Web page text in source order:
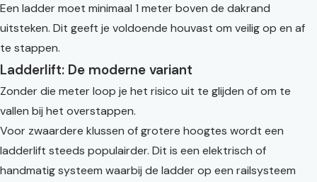
Een ladder moet minimaal 1 meter boven de dakrand
uitsteken. Dit geeft je voldoende houvast om veilig op en af
te stappen.
Ladderlift: De moderne variant
Zonder die meter loop je het risico uit te glijden of om te
vallen bij het overstappen.
Voor zwaardere klussen of grotere hoogtes wordt een
ladderlift steeds populairder. Dit is een elektrisch of
handmatig systeem waarbij de ladder op een railsysteem